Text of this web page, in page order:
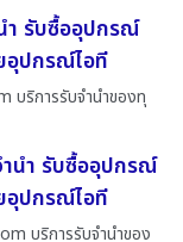
ำ รับซื้ออุปกรณ์
อุปกรณ์ไอที
บริการรับจำนำของทุ
นำ รับซื้ออุปกรณ์
อุปกรณ์ไอที
บริการรับจำนำของ